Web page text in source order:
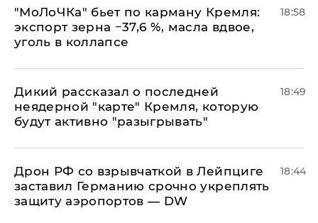
​"МоЛоЧКа" бьет по карману Кремля:
экспорт зерна −37,6 %, масла вдвое,
уголь в коллапсе
18:58
Дикий рассказал о последней
неядерной "карте" Кремля, которую
будут активно "разыгрывать"
18:49
​Дрон РФ со взрывчаткой в Лейпциге
заставил Германию срочно укреплять
защиту аэропортов — DW
18:44